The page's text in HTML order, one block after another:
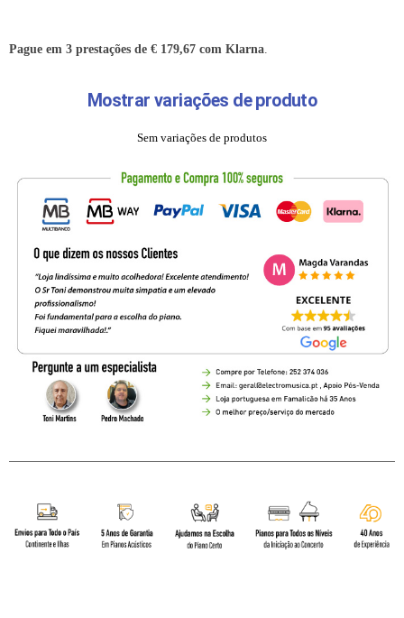
Pague em 3 prestações de € 179,67 com Klarna.
Mostrar variações de produto
Sem variações de produtos